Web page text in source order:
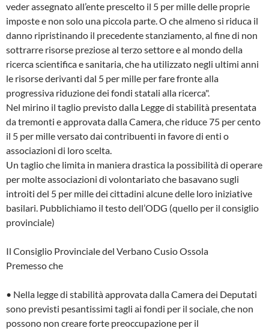
veder assegnato all’ente prescelto il 5 per mille delle proprie
imposte e non solo una piccola parte. O che almeno si riduca il
danno ripristinando il precedente stanziamento, al fine di non
sottrarre risorse preziose al terzo settore e al mondo della
ricerca scientifica e sanitaria, che ha utilizzato negli ultimi anni
le risorse derivanti dal 5 per mille per fare fronte alla
progressiva riduzione dei fondi statali alla ricerca".
Nel mirino il taglio previsto dalla Legge di stabilità presentata
da tremonti e approvata dalla Camera, che riduce 75 per cento
il 5 per mille versato dai contribuenti in favore di enti o
associazioni di loro scelta.
Un taglio che limita in maniera drastica la possibilità di operare
per molte associazioni di volontariato che basavano sugli
introiti del 5 per mille dei cittadini alcune delle loro iniziative
basilari. Pubblichiamo il testo dell’ODG (quello per il consiglio
provinciale)
Il Consiglio Provinciale del Verbano Cusio Ossola
Premesso che
• Nella legge di stabilità approvata dalla Camera dei Deputati
sono previsti pesantissimi tagli ai fondi per il sociale, che non
possono non creare forte preoccupazione per il